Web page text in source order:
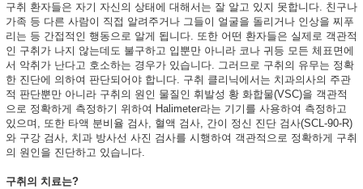
구취 환자들은 자기 자신의 상태에 대해서는 잘 알고 있지 못합니다. 친구나
가족 등 다른 사람이 직접 알려주거나 그들이 얼굴을 돌리거나 인상을 찌푸
리는 등 간접적인 행동으로 알게 됩니다. 또한 어떤 환자들은 실제로 객관적
인 구취가 나지 않는데도 불구하고 입뿐만 아니라 코나 귀등 모든 체표면에
서 악취가 난다고 호소하는 경우가 있습니다. 그러므로 구취의 유무는 정확
한 진단에 의하여 판단되어야 합니다. 구취 클리닉에서는 치과의사의 주관
적 판단뿐만 아니라 구취의 원인 물질인 휘발성 황 화합물(VSC)을 객관적
으로 정확하게 측정하기 위하여 Halimeter라는 기기를 사용하여 측정하고
있으며, 또한 타액 분비율 검사, 혈액 검사, 간이 정신 진단 검사(SCL-90-R)
와 구강 검사, 치과 방사선 사진 검사를 시행하여 객관적으로 정확하게 구취
의 원인을 진단하고 있습니다.
구취의 치료는?